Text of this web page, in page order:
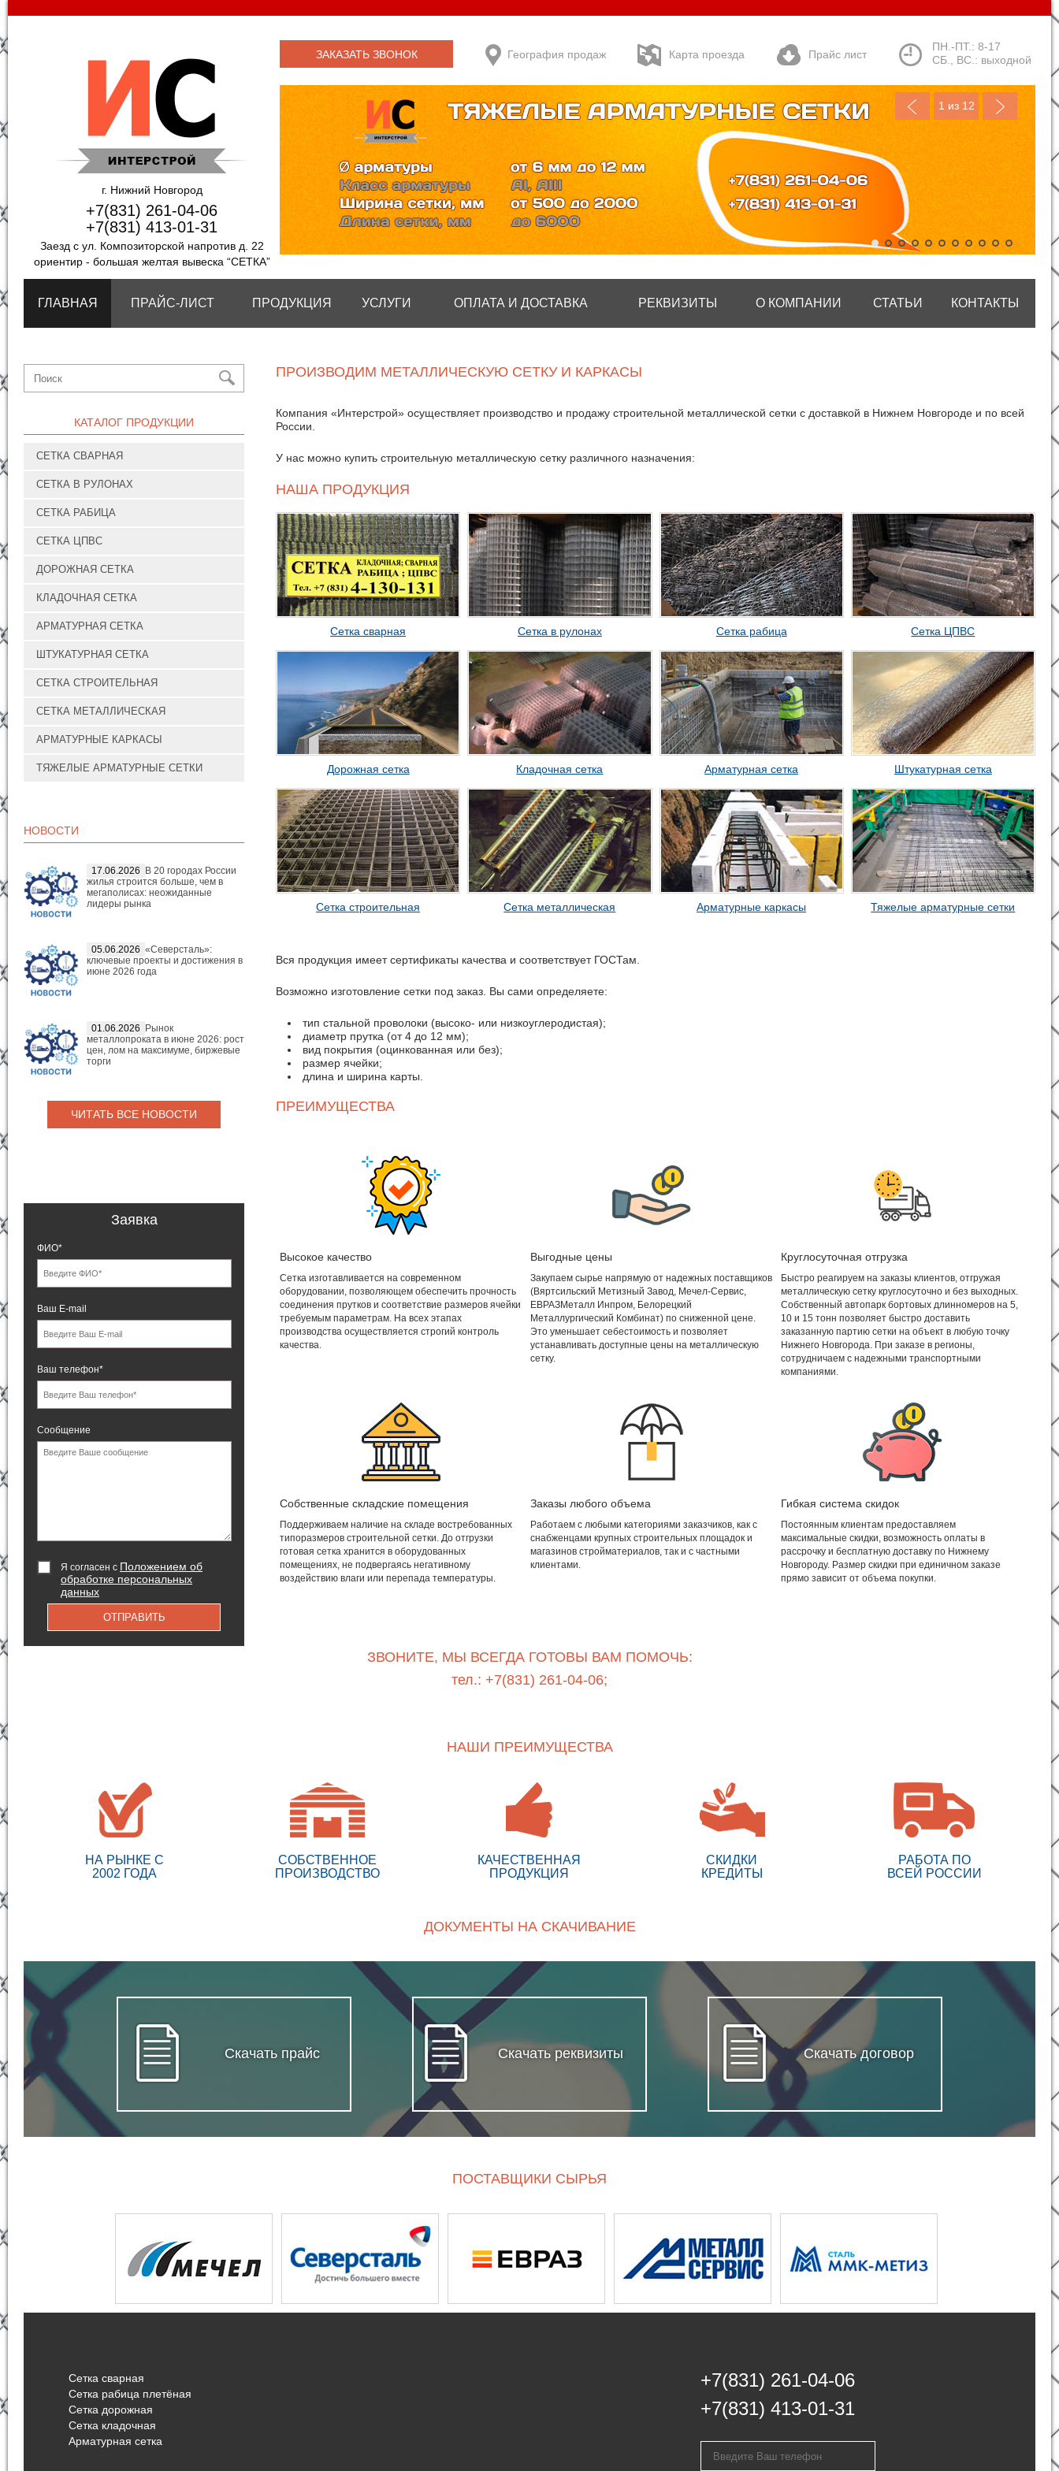
г. Нижний Новгород
+7(831) 261-04-06
+7(831) 413-01-31
Заезд с ул. Композиторской напротив д. 22
ориентир - большая желтая вывеска “СЕТКА”
ЗАКАЗАТЬ ЗВОНОК География продаж Карта проезда Прайс лист
ПН.-ПТ.: 8-17
СБ., ВС.: выходной
1 из 12
ГЛАВНАЯ ПРАЙС-ЛИСТ ПРОДУКЦИЯ УСЛУГИ ОПЛАТА И ДОСТАВКА РЕКВИЗИТЫ О КОМПАНИИ СТАТЬИ КОНТАКТЫ
КАТАЛОГ ПРОДУКЦИИ
СЕТКА СВАРНАЯ
СЕТКА В РУЛОНАХ
СЕТКА РАБИЦА
СЕТКА ЦПВС
ДОРОЖНАЯ СЕТКА
КЛАДОЧНАЯ СЕТКА
АРМАТУРНАЯ СЕТКА
ШТУКАТУРНАЯ СЕТКА
СЕТКА СТРОИТЕЛЬНАЯ
СЕТКА МЕТАЛЛИЧЕСКАЯ
АРМАТУРНЫЕ КАРКАСЫ
ТЯЖЕЛЫЕ АРМАТУРНЫЕ СЕТКИ
НОВОСТИ
17.06.2026
В 20 городах России
жилья строится больше, чем в
мегаполисах: неожиданные
лидеры рынка
05.06.2026 «Северсталь»:
ключевые проекты и достижения в
июне 2026 года
01.06.2026
Рынок
металлопроката в июне 2026: рост
цен, лом на максимуме, биржевые
торги
ЧИТАТЬ ВСЕ НОВОСТИ
Заявка
ФИО*
Ваш E-mail
Ваш телефон*
Сообщение
Я согласен с Положением об
обработке персональных
данных
ПРОИЗВОДИМ МЕТАЛЛИЧЕСКУЮ СЕТКУ И КАРКАСЫ
Компания «Интерстрой» осуществляет производство и продажу строительной металлической сетки с доставкой в Нижнем Новгороде и по всей
России.
У нас можно купить строительную металлическую сетку различного назначения:
НАША ПРОДУКЦИЯ
Сетка сварная Сетка в рулонах Сетка рабица Сетка ЦПВС
Дорожная сетка Кладочная сетка Арматурная сетка Штукатурная сетка
Сетка строительная Сетка металлическая Арматурные каркасы Тяжелые арматурные сетки
Вся продукция имеет сертификаты качества и соответствует ГОСТам.
Возможно изготовление сетки под заказ. Вы сами определяете:
тип стальной проволоки (высоко- или низкоуглеродистая);
диаметр прутка (от 4 до 12 мм);
вид покрытия (оцинкованная или без);
размер ячейки;
длина и ширина карты.
ПРЕИМУЩЕСТВА
Высокое качество
Сетка изготавливается на современном
оборудовании, позволяющем обеспечить прочность
соединения прутков и соответствие размеров ячейки
требуемым параметрам. На всех этапах
производства осуществляется строгий контроль
качества.
Выгодные цены
Закупаем сырье напрямую от надежных поставщиков
(Вяртсильский Метизный Завод, Мечел-Сервис,
ЕВРАЗМеталл Инпром, Белорецкий
Металлургический Комбинат) по сниженной цене.
Это уменьшает себестоимость и позволяет
устанавливать доступные цены на металлическую
сетку.
Круглосуточная отгрузка
Быстро реагируем на заказы клиентов, отгружая
металлическую сетку круглосуточно и без выходных.
Собственный автопарк бортовых длинномеров на 5,
10 и 15 тонн позволяет быстро доставить
заказанную партию сетки на объект в любую точку
Нижнего Новгорода. При заказе в регионы,
сотрудничаем с надежными транспортными
компаниями.
Собственные складские помещения
Поддерживаем наличие на складе востребованных
типоразмеров строительной сетки. До отгрузки
готовая сетка хранится в оборудованных
помещениях, не подвергаясь негативному
воздействию влаги или перепада температуры.
Заказы любого объема
Работаем с любыми категориями заказчиков, как с
снабженцами крупных строительных площадок и
магазинов стройматериалов, так и с частными
клиентами.
Гибкая система скидок
Постоянным клиентам предоставляем
максимальные скидки, возможность оплаты в
рассрочку и бесплатную доставку по Нижнему
Новгороду. Размер скидки при единичном заказе
прямо зависит от объема покупки.
ЗВОНИТЕ, МЫ ВСЕГДА ГОТОВЫ ВАМ ПОМОЧЬ:
тел.: +7(831) 261-04-06;
НАШИ ПРЕИМУЩЕСТВА
НА РЫНКЕ С
2002 ГОДА
СОБСТВЕННОЕ
ПРОИЗВОДСТВО
КАЧЕСТВЕННАЯ
ПРОДУКЦИЯ
СКИДКИ
КРЕДИТЫ
РАБОТА ПО
ВСЕЙ РОССИИ
ДОКУМЕНТЫ НА СКАЧИВАНИЕ
Скачать прайс Скачать реквизиты Скачать договор
ПОСТАВЩИКИ СЫРЬЯ
Сетка сварная
Сетка рабица плетёная
Сетка дорожная
Сетка кладочная
Арматурная сетка
+7(831) 261-04-06
+7(831) 413-01-31